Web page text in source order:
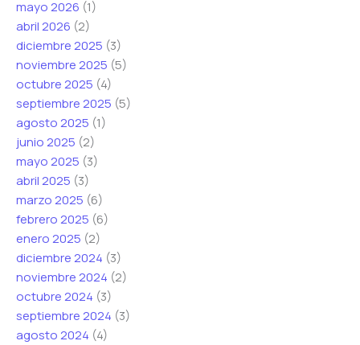
mayo 2026 (1)
abril 2026 (2)
diciembre 2025 (3)
noviembre 2025 (5)
octubre 2025 (4)
septiembre 2025 (5)
agosto 2025 (1)
junio 2025 (2)
mayo 2025 (3)
abril 2025 (3)
marzo 2025 (6)
febrero 2025 (6)
enero 2025 (2)
diciembre 2024 (3)
noviembre 2024 (2)
octubre 2024 (3)
septiembre 2024 (3)
agosto 2024 (4)